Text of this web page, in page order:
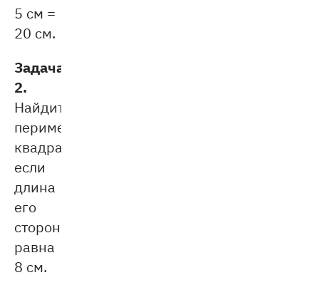
5 см =
20 см.
Задача
2.
Найдите
периметр
квадрата,
если
длина
его
стороны
равна
8 см.